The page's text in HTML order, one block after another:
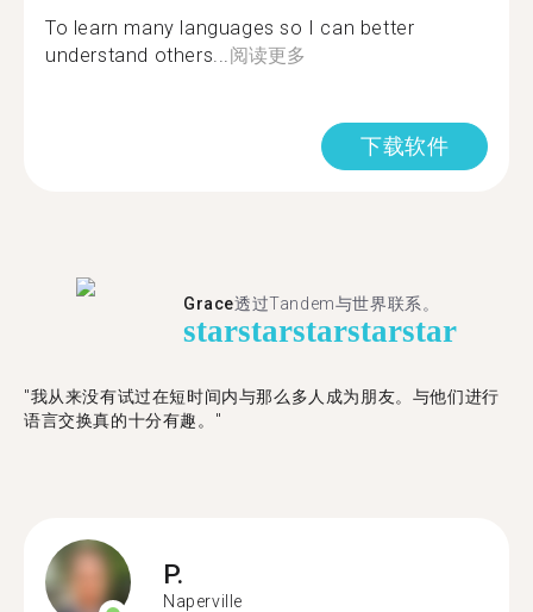
To learn many languages so I can better
understand others...阅读更多
下载软件
Grace透过Tandem与世界联系。
starstarstarstarstar
"我从来没有试过在短时间内与那么多人成为朋友。与他们进行
语言交换真的十分有趣。"
P.
Naperville